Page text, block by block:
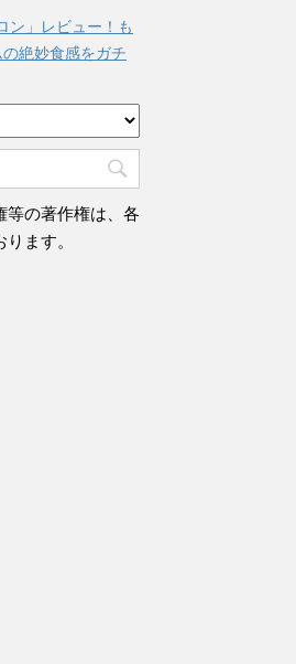
ン」レビュー！も
絶妙食感をガチ
等の著作権は、各
ます。